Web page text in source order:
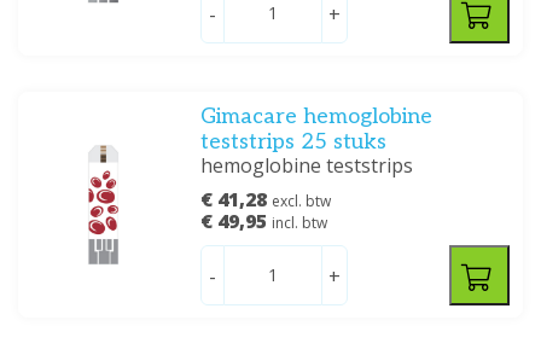
- +
Gimacare hemoglobine
teststrips 25 stuks
hemoglobine teststrips
€ 41,28 excl. btw
€ 49,95 incl. btw
- +